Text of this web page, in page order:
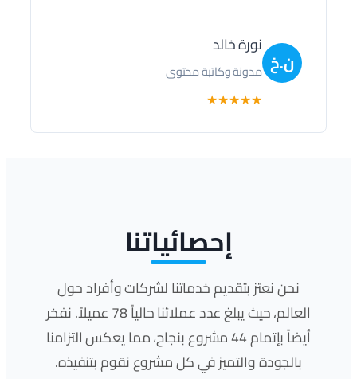
ن.خ
نورة خالد
مدونة وكاتبة محتوى
★
★
★
★
★
إحصائياتنا
نحن نعتز بتقديم خدماتنا لشركات وأفراد حول
العالم، حيث يبلغ عدد عملائنا حالياً 78 عميلاً. نفخر
أيضاً بإتمام 44 مشروع بنجاح، مما يعكس التزامنا
بالجودة والتميز في كل مشروع نقوم بتنفيذه.